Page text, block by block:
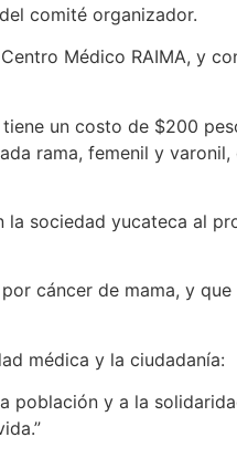
comité organizador.
Médico RAIMA, y
un costo de $200
rama, femenil y varonil,
sociedad yucateca al
cáncer de mama, y
médica y la ciudadanía:
población y a la